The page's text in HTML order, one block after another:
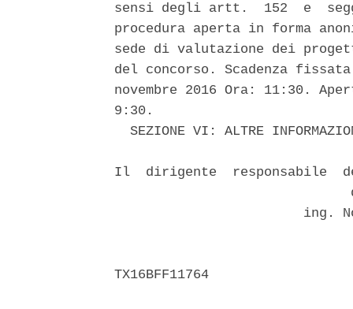
sensi degli artt.  152  e
procedura aperta in forma
sede di valutazione dei
del concorso. Scadenza
novembre 2016 Ora: 11:30.
9:30.
SEZIONE VI: ALTRE
Il  dirigente  responsabile
ing.